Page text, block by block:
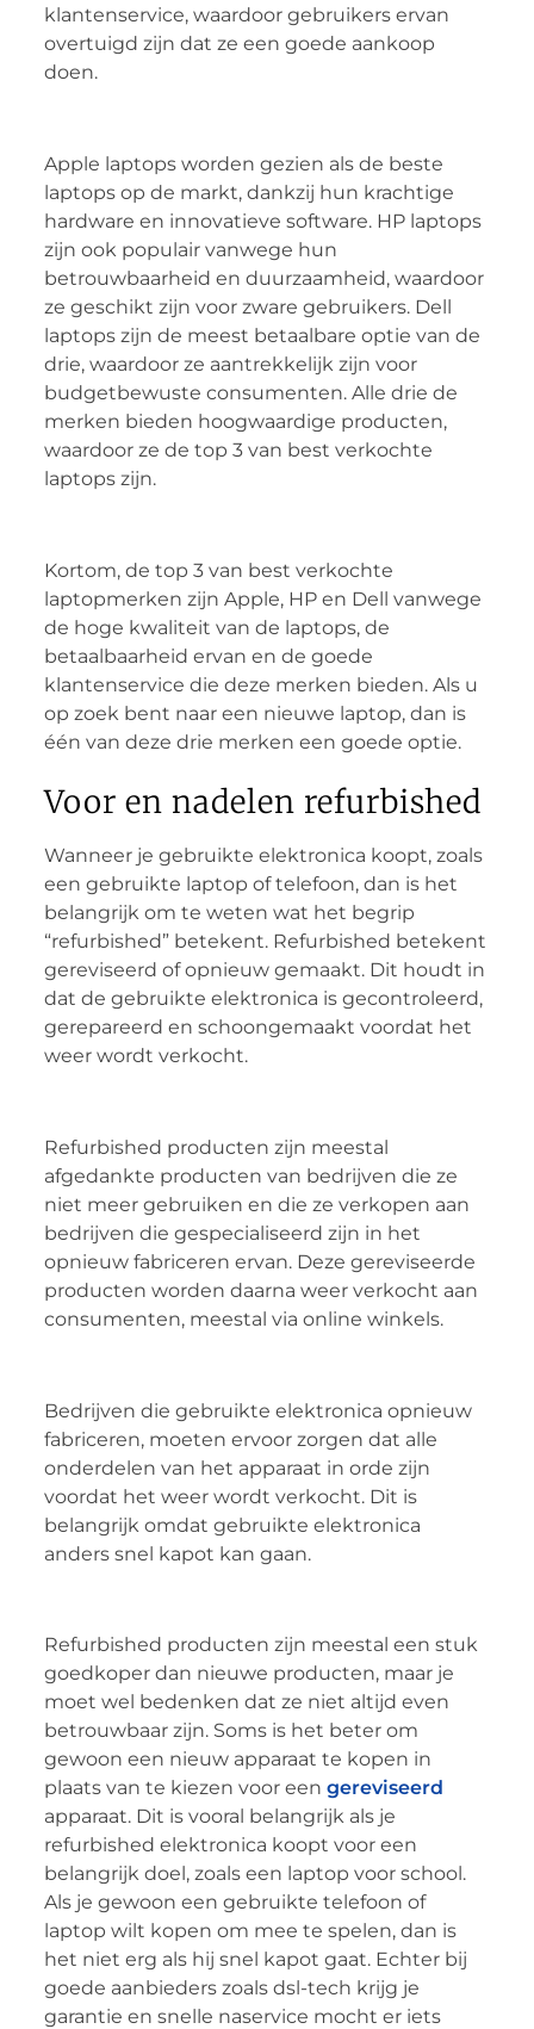
klantenservice, waardoor gebruikers ervan
overtuigd zijn dat ze een goede aankoop
doen.
Apple laptops worden gezien als de beste
laptops op de markt, dankzij hun krachtige
hardware en innovatieve software. HP laptops
zijn ook populair vanwege hun
betrouwbaarheid en duurzaamheid, waardoor
ze geschikt zijn voor zware gebruikers. Dell
laptops zijn de meest betaalbare optie van de
drie, waardoor ze aantrekkelijk zijn voor
budgetbewuste consumenten. Alle drie de
merken bieden hoogwaardige producten,
waardoor ze de top 3 van best verkochte
laptops zijn.
Kortom, de top 3 van best verkochte
laptopmerken zijn Apple, HP en Dell vanwege
de hoge kwaliteit van de laptops, de
betaalbaarheid ervan en de goede
klantenservice die deze merken bieden. Als u
op zoek bent naar een nieuwe laptop, dan is
één van deze drie merken een goede optie.
Voor en nadelen refurbished
Wanneer je gebruikte elektronica koopt, zoals
een gebruikte laptop of telefoon, dan is het
belangrijk om te weten wat het begrip
“refurbished” betekent. Refurbished betekent
gereviseerd of opnieuw gemaakt. Dit houdt in
dat de gebruikte elektronica is gecontroleerd,
gerepareerd en schoongemaakt voordat het
weer wordt verkocht.
Refurbished producten zijn meestal
afgedankte producten van bedrijven die ze
niet meer gebruiken en die ze verkopen aan
bedrijven die gespecialiseerd zijn in het
opnieuw fabriceren ervan. Deze gereviseerde
producten worden daarna weer verkocht aan
consumenten, meestal via online winkels.
Bedrijven die gebruikte elektronica opnieuw
fabriceren, moeten ervoor zorgen dat alle
onderdelen van het apparaat in orde zijn
voordat het weer wordt verkocht. Dit is
belangrijk omdat gebruikte elektronica
anders snel kapot kan gaan.
Refurbished producten zijn meestal een stuk
goedkoper dan nieuwe producten, maar je
moet wel bedenken dat ze niet altijd even
betrouwbaar zijn. Soms is het beter om
gewoon een nieuw apparaat te kopen in
plaats van te kiezen voor een gereviseerd
apparaat. Dit is vooral belangrijk als je
refurbished elektronica koopt voor een
belangrijk doel, zoals een laptop voor school.
Als je gewoon een gebruikte telefoon of
laptop wilt kopen om mee te spelen, dan is
het niet erg als hij snel kapot gaat. Echter bij
goede aanbieders zoals dsl-tech krijg je
garantie en snelle naservice mocht er iets